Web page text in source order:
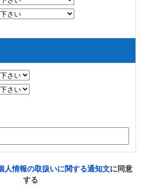
人情報の取扱いに関する通知文に同意
する